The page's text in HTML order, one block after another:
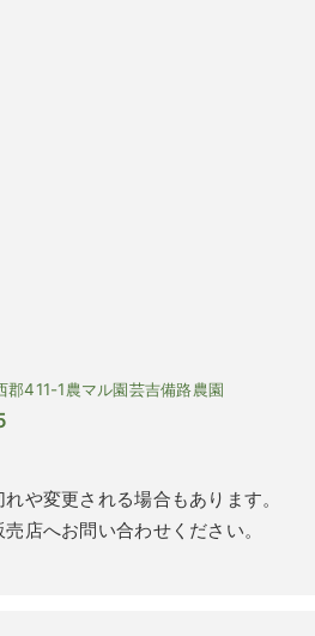
411-1農マル園芸吉備路農園
や変更される場合もあります。
店へお問い合わせください。